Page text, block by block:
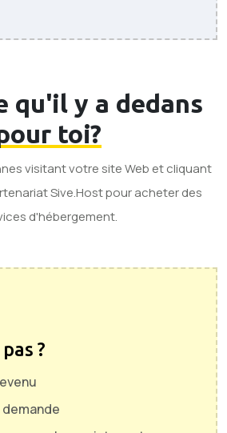
qu'il y a dedans
toi?
visitant votre site Web et cliquant
Sive.Host pour acheter des
d'hébergement.
?